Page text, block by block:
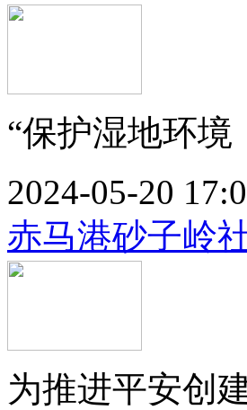
“保护湿地环境
2024-05-20
赤马港砂子岭
为推进平安创